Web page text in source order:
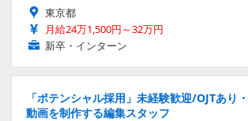
東京都
月給24万1,500円～32万円
新卒・インターン
「ポテンシャル採用」未経験歓迎/OJTあり
動画を制作する編集スタッフ